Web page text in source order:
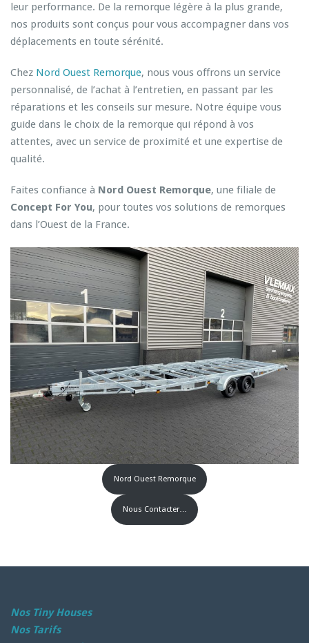
leur performance. De la remorque légère à la plus grande,
nos produits sont conçus pour vous accompagner dans vos
déplacements en toute sérénité.
Chez Nord Ouest Remorque, nous vous offrons un service
personnalisé, de l’achat à l’entretien, en passant par les
réparations et les conseils sur mesure. Notre équipe vous
guide dans le choix de la remorque qui répond à vos
attentes, avec un service de proximité et une expertise de
qualité.
Faites confiance à Nord Ouest Remorque, une filiale de
Concept For You, pour toutes vos solutions de remorques
dans l’Ouest de la France.
Nord Ouest Remorque
Nous Contacter…
Nos Tiny Houses
Nos Tarifs